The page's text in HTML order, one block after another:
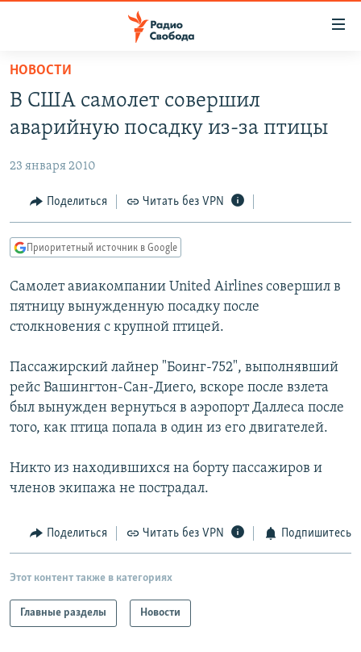
упрощенного
доступа
основному
Вернутся
главной
навигации
Вернутся
поиску
АВТОРСКИЕ ПРОЕКТЫ
ЦИТАТЫ СВОБОДЫ
МНЕНИЯ
IDEL.РЕАЛИИ
КАВКАЗ.РЕАЛИИ
СЕВЕР.РЕАЛИИ
РАСПИСАНИЕ ВЕЩАНИЯ
ПОДПИШИТЕСЬ НА РАССЫЛКУ
Все сайты РСЕ/РС
НОВОСТИ
В США самолет совершил
аварийную посадку из-за птицы
23 января 2010
Поделиться Читать без VPN
Приоритетный источник в Google
Самолет авиакомпании United Airlines совершил в
пятницу вынужденную посадку после
столкновения с крупной птицей.
Пассажирский лайнер "Боинг-752", выполнявший
рейс Вашингтон-Сан-Диего, вскоре после взлета
был вынужден вернуться в аэропорт Даллеса после
того, как птица попала в один из его двигателей.
Никто из находившихся на борту пассажиров и
членов экипажа не пострадал.
Поделиться Читать без VPN Подпишитесь
Этот контент также в категориях
Главные разделы Новости